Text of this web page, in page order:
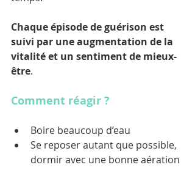
Chaque épisode de guérison est
suivi par une augmentation de la
vitalité et un sentiment de mieux-
être.
Comment réagir ?
Boire beaucoup d’eau
Se reposer autant que possible,
dormir avec une bonne aération